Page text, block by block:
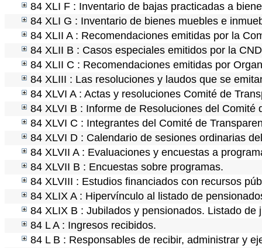
84 XLI F : Inventario de bajas practicadas a
84 XLI G : Inventario de bienes muebles e
84 XLII A : Recomendaciones emitidas por la
84 XLII B : Casos especiales emitidos por la
84 XLII C : Recomendaciones emitidas por
84 XLIII : Las resoluciones y laudos que se
84 XLVI A : Actas y resoluciones Comité de
84 XLVI B : Informe de Resoluciones del Comité
84 XLVI C : Integrantes del Comité de
84 XLVI D : Calendario de sesiones ordinarias
84 XLVII A : Evaluaciones y encuestas a
84 XLVII B : Encuestas sobre programas.
84 XLVIII : Estudios financiados con recursos
84 XLIX A : Hipervínculo al listado de
84 XLIX B : Jubilados y pensionados. Listado
84 L A : Ingresos recibidos.
84 L B : Responsables de recibir, administrar y